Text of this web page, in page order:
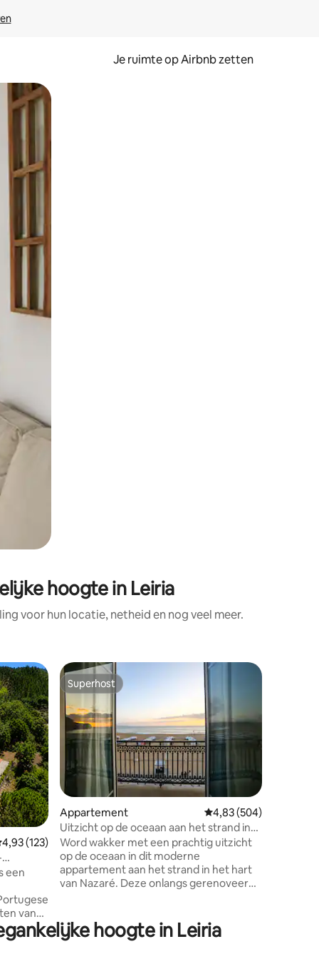
Je ruimte op Airbnb zetten
of swipen.
hoogte in Leiria
voor hun locatie, netheid en nog veel meer.
beoordeling van 4,93 uit 5, 123 recensies
4,93 (123)
een
van
en
is meer
Superhost
Superhost
Appartement Gemiddelde
4,83 (504)
Uitzicht op de oceaan aan het strand in
het hart van Nazaré
Word wakker met een prachtig uitzicht
op de oceaan in dit moderne
appartement aan het strand in het hart
van Nazaré. Deze onlangs gerenoveerde
van het strand en de levendige
promenade. Geniet van onvergetelijke
hoogte in Leiria